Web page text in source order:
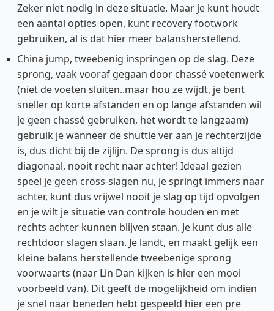
Zeker niet nodig in deze situatie. Maar je kunt houdt
een aantal opties open, kunt recovery footwork
gebruiken, al is dat hier meer balansherstellend.
China jump, tweebenig inspringen op de slag. Deze
sprong, vaak vooraf gegaan door chassé voetenwerk
(niet de voeten sluiten..maar hou ze wijdt, je bent
sneller op korte afstanden en op lange afstanden wil
je geen chassé gebruiken, het wordt te langzaam)
gebruik je wanneer de shuttle ver aan je rechterzijde
is, dus dicht bij de zijlijn. De sprong is dus altijd
diagonaal, nooit recht naar achter! Ideaal gezien
speel je geen cross-slagen nu, je springt immers naar
achter, kunt dus vrijwel nooit je slag op tijd opvolgen
en je wilt je situatie van controle houden en met
rechts achter kunnen blijven staan. Je kunt dus alle
rechtdoor slagen slaan. Je landt, en maakt gelijk een
kleine balans herstellende tweebenige sprong
voorwaarts (naar Lin Dan kijken is hier een mooi
voorbeeld van). Dit geeft de mogelijkheid om indien
je snel naar beneden hebt gespeeld hier een pre